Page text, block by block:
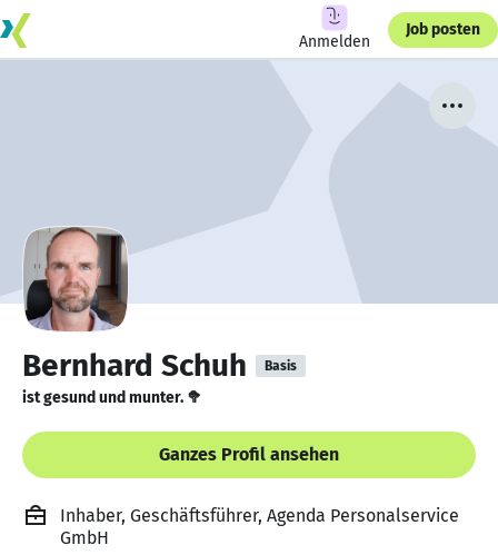
Anmelden
Job posten
Bernhard Schuh Basis
ist gesund und munter. 🥦
Ganzes Profil ansehen
Inhaber, Geschäftsführer, Agenda Personalservice
GmbH